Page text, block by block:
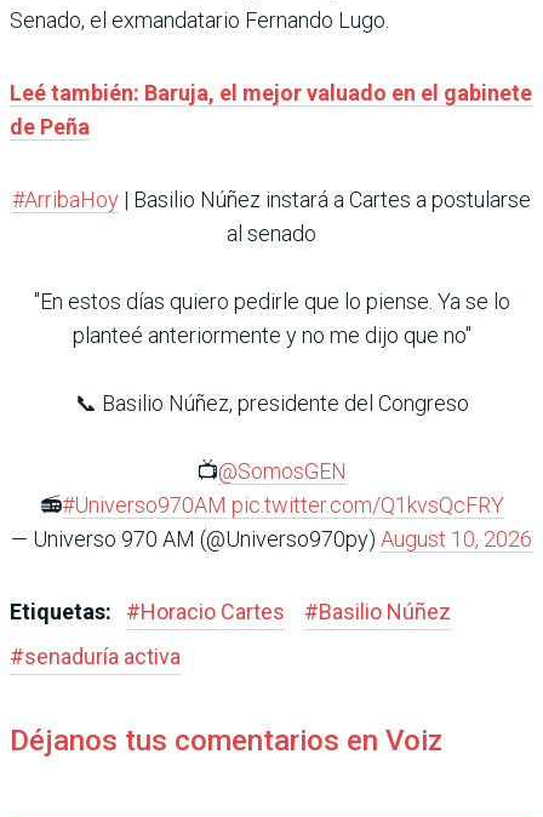
Senado, el exmandatario Fernando Lugo.
Leé también: Baruja, el mejor valuado en el gabinete
de Peña
#ArribaHoy | Basilio Núñez instará a Cartes a postularse
al senado
"En estos días quiero pedirle que lo piense. Ya se lo
planteé anteriormente y no me dijo que no"
📞 Basilio Núñez, presidente del Congreso
📺@SomosGEN
📻#Universo970AM pic.twitter.com/Q1kvsQcFRY
— Universo 970 AM (@Universo970py) August 10, 2026
Etiquetas: #Horacio Cartes #Basilio Núñez
#senaduría activa
Déjanos tus comentarios en Voiz